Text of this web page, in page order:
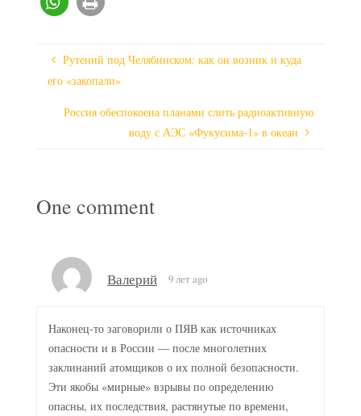
Рутений под Челябинском: как он возник и куда
его «закопали»
Россия обеспокоена планами слить радиоактивную
воду с АЭС «Фукусима-1» в океан
One comment
Валерий 9 лет ago
Наконец-то заговорили о ПЯВ как источниках
опасности и в России — после многолетних
заклинаний атомщиков о их полной безопасности.
Эти якобы «мирные» взрывы по определению
опасны, их последствия, растянутые по времени,